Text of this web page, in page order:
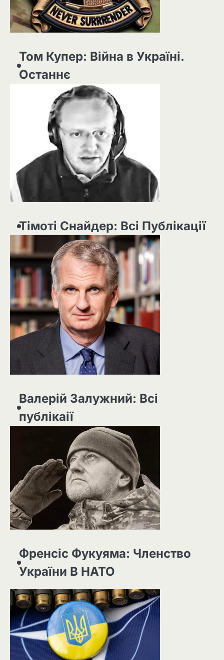
Том Купер: Війна в Україні.
Останнє
Тімоті Снайдер: Всі Публікації
Валерій Залужний: Всі
публікаії
Френсіс Фукуяма: Членство
України В НАТО